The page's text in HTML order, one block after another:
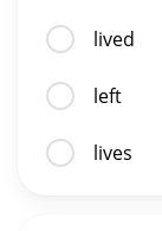
lived
left
lives